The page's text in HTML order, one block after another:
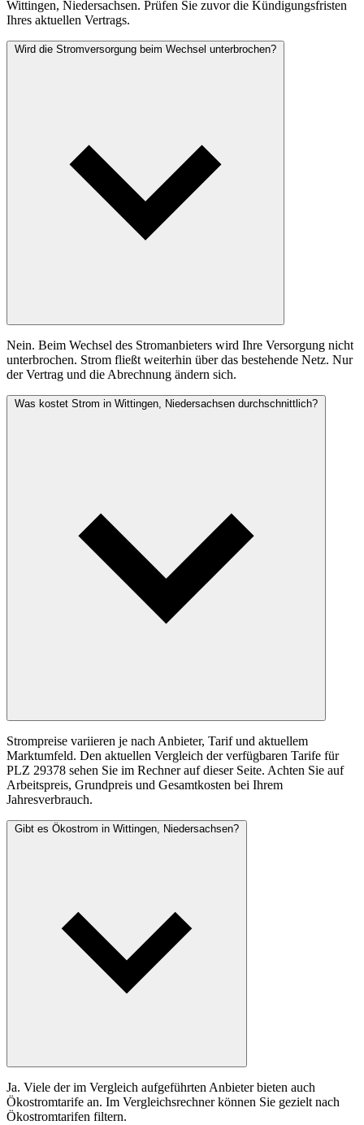
Wittingen, Niedersachsen. Prüfen Sie zuvor die Kündigungsfristen
Ihres aktuellen Vertrags.
Wird die Stromversorgung beim Wechsel unterbrochen?
Nein. Beim Wechsel des Stromanbieters wird Ihre Versorgung nicht
unterbrochen. Strom fließt weiterhin über das bestehende Netz. Nur
der Vertrag und die Abrechnung ändern sich.
Was kostet Strom in Wittingen, Niedersachsen durchschnittlich?
Strompreise variieren je nach Anbieter, Tarif und aktuellem
Marktumfeld. Den aktuellen Vergleich der verfügbaren Tarife für
PLZ 29378 sehen Sie im Rechner auf dieser Seite. Achten Sie auf
Arbeitspreis, Grundpreis und Gesamtkosten bei Ihrem
Jahresverbrauch.
Gibt es Ökostrom in Wittingen, Niedersachsen?
Ja. Viele der im Vergleich aufgeführten Anbieter bieten auch
Ökostromtarife an. Im Vergleichsrechner können Sie gezielt nach
Ökostromtarifen filtern.